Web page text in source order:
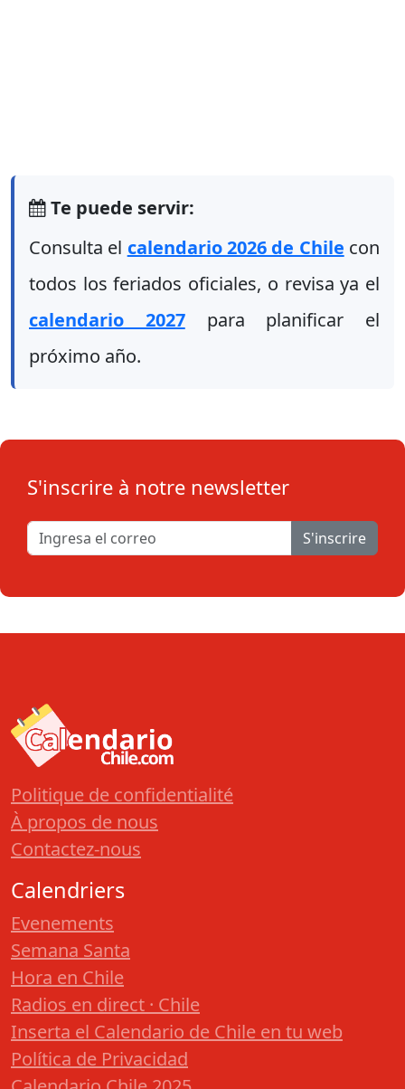
Te puede servir:
Consulta el calendario 2026 de Chile con
todos los feriados oficiales, o revisa ya el
calendario 2027para planificar el
próximo año.
S'inscrire à notre newsletter
S'inscrire
Politique de confidentialité
À propos de nous
Contactez-nous
Calendriers
Evenements
Semana Santa
Hora en Chile
Radios en direct · Chile
Inserta el Calendario de Chile en tu web
Política de Privacidad